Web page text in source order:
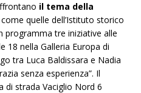
il tema della
quelle dell’Istituto storico
programma tre iniziative alle
18 nella Galleria Europa di
tra Luca Baldissara e Nadia
senza esperienza”. Il
di strada Vaciglio Nord 6